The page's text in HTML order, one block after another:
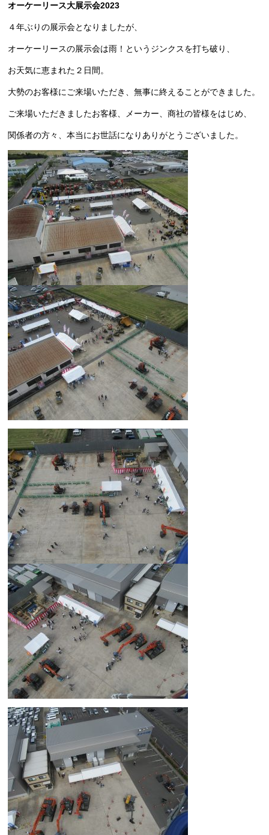
オーケーリース大展示会2023
４年ぶりの展示会となりましたが、
オーケーリースの展示会は雨！というジンクスを打ち破り、
お天気に恵まれた２日間。
大勢のお客様にご来場いただき、無事に終えることができました。
ご来場いただきましたお客様、メーカー、商社の皆様をはじめ、
関係者の方々、本当にお世話になりありがとうございました。